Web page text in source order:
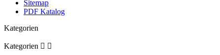
Sitemap
PDF Katalog
Kategorien
Kategorien  